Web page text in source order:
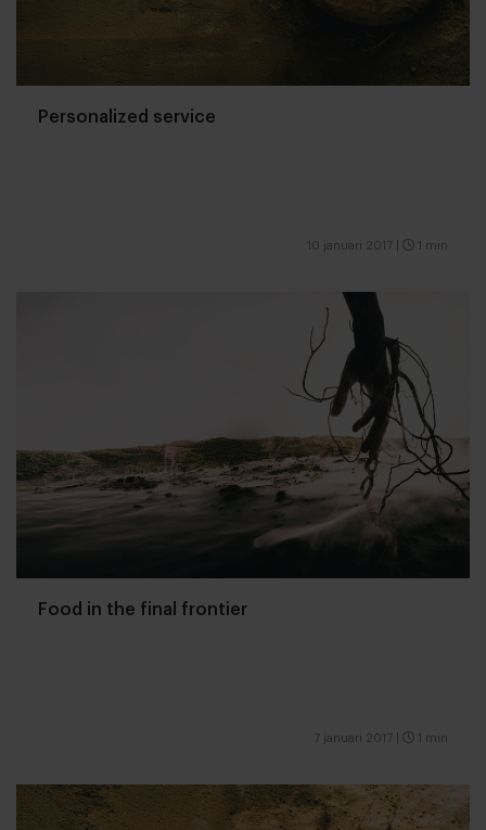
Personalized service
10 januari 2017 1 min
Food in the final frontier
7 januari 2017 1 min